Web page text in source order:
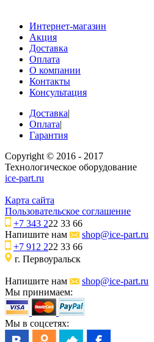
Интернет-магазин
Акция
Доставка
Оплата
О компании
Контакты
Консультация
Доставка|
Оплата|
Гарантия
Copyright © 2016 - 2017
Технологическое оборудование
ice-part.ru
Карта сайта
Пользовательское соглашение
+7 343 222 33 66
Напишите нам
shop@ice-part.ru
+7 912 222 33 66
г. Первоуральск
Напишите нам
shop@ice-part.ru
Мы принимаем:
Мы в соцсетях: